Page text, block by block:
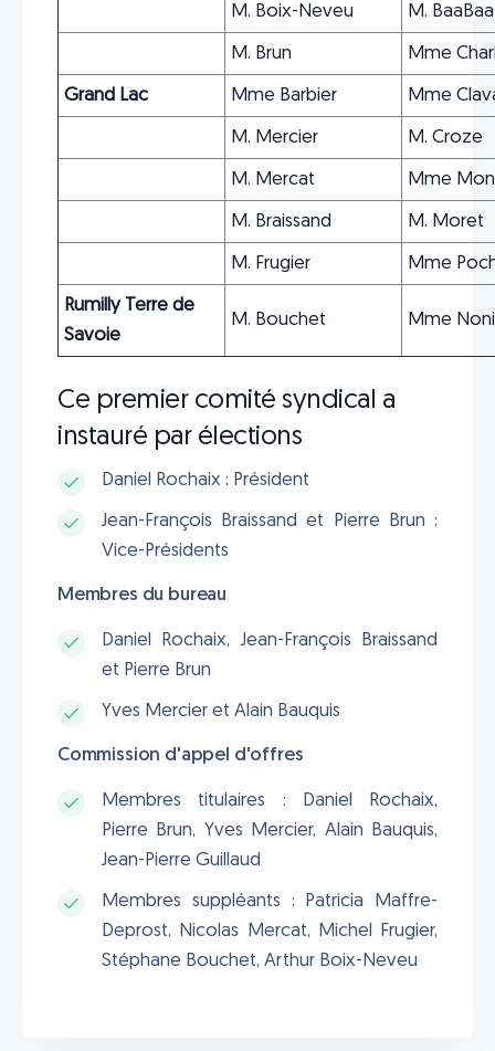
M. Boix-Neveu M. BaaBaa
M. Brun Mme
Grand Lac Mme Barbier Mme
M. Mercier M. Croze
M. Mercat Mme
M. Braissand M. Moret
M. Frugier Mme
Rumilly Terre de
Savoie
M. Bouchet Mme
Ce premier comité syndical a
instauré par élections
Daniel Rochaix : Président
Jean-François Braissand et Pierre Brun :
Vice-Présidents
Membres du bureau
Daniel Rochaix, Jean-François Braissand
et Pierre Brun
Yves Mercier et Alain Bauquis
Commission d'appel d'offres
Membres titulaires : Daniel Rochaix,
Pierre Brun, Yves Mercier, Alain Bauquis,
Jean-Pierre Guillaud
Membres suppléants : Patricia Maffre-
Deprost, Nicolas Mercat, Michel Frugier,
Stéphane Bouchet, Arthur Boix-Neveu